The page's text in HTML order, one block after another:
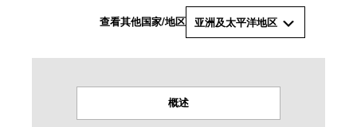
查看其他国家/地区 亚洲及太平洋地区
概述